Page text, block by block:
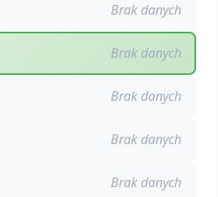
Brak danych
Brak danych
Brak danych
Brak danych
Brak danych